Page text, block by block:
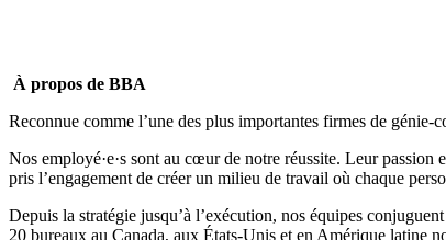
À propos de BBA
Reconnue comme l’une des plus importantes firmes de génie-
Nos employé·e·s sont au cœur de notre réussite. Leur
pris l’engagement de créer un milieu de travail où chaque
Depuis la stratégie jusqu’à l’exécution, nos équipes
20 bureaux au Canada, aux États-Unis et en Amérique latine